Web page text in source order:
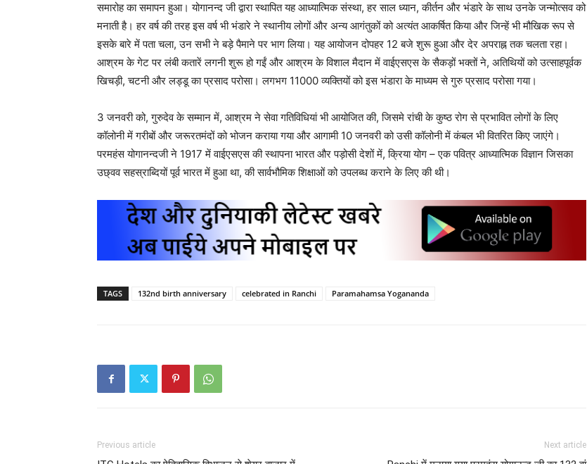
समारोह का समापन हुआ। योगानन्द जी द्वारा स्थापित यह आध्यात्मिक संस्था, हर साल ध्यान, कीर्तन और भंडारे के साथ उनके जन्मोत्सव को
मनाती है। हर वर्ष की तरह इस वर्ष भी भंडारे ने स्थानीय लोगों और अन्य आगंतुकों को अत्यंत आकर्षित किया और जिन्हें भी मौखिक रूप से
इसके बारे में पता चला, उन सभी ने बड़े पैमाने पर भाग लिया। यह आयोजन दोपहर 12 बजे शुरू हुआ और देर अपराह्न तक चलता रहा।
आश्रम के गेट पर लंबी कतारें लगनी शुरू हो गईं और आश्रम के विशाल मैदान में वाईएसएस के सैकड़ों भक्तों ने, अतिथियों को उत्साहपूर्वक
खिचड़ी, चटनी और लड्डू का प्रसाद परोसा। लगभग 11000 व्यक्तियों को इस भंडारा के माध्यम से गुरु प्रसाद परोसा गया।
3 जनवरी को, गुरुदेव के सम्मान में, आश्रम ने सेवा गतिविधियां भी आयोजित की, जिसमे रांची के कुष्ठ रोग से प्रभावित लोगों के लिए
कॉलोनी में गरीबों और जरूरतमंदों को भोजन कराया गया और आगामी 10 जनवरी को उसी कॉलोनी में कंबल भी वितरित किए जाएंगे।
परमहंस योगानन्दजी ने 1917 में वाईएसएस की स्थापना भारत और पड़ोसी देशों में, क्रिया योग – एक पवित्र आध्यात्मिक विज्ञान जिसका
उछ्वव सहस्राब्दियों पूर्व भारत में हुआ था, की सार्वभौमिक शिक्षाओं को उपलब्ध कराने के लिए की थी।
TAGS 132nd birth anniversary celebrated in Ranchi Paramahamsa Yogananda
Previous article Next article